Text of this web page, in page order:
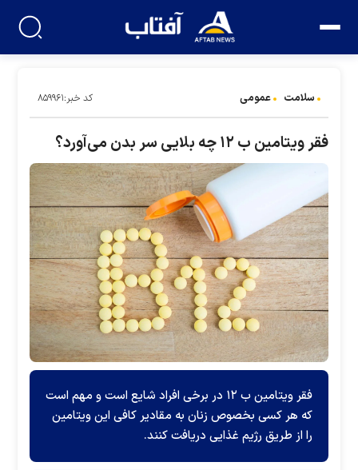
سلامت عمومی کد خبر:۸۵۹۹۶۱
فقر ویتامین ب ۱۲ چه بلایی سر بدن می‌آورد؟
فقر ویتامین ب ۱۲ در برخی افراد شایع است و مهم است
که هر کسی بخصوص زنان به مقادیر کافی این ویتامین
را از طریق رژیم غذایی دریافت کنند.